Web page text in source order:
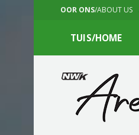
OOR ONS/ABOUT US
TUIS/HOME